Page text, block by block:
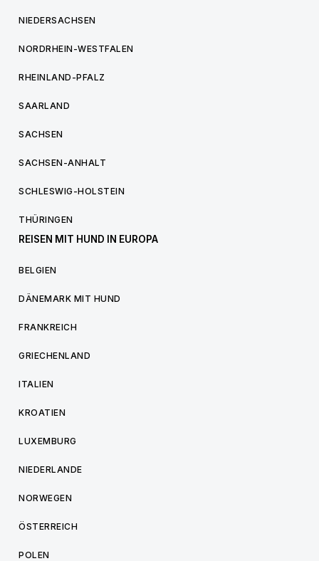
NIEDERSACHSEN
NORDRHEIN-WESTFALEN
RHEINLAND-PFALZ
SAARLAND
SACHSEN
SACHSEN-ANHALT
SCHLESWIG-HOLSTEIN
THÜRINGEN
REISEN MIT HUND IN EUROPA
BELGIEN
DÄNEMARK MIT HUND
FRANKREICH
GRIECHENLAND
ITALIEN
KROATIEN
LUXEMBURG
NIEDERLANDE
NORWEGEN
ÖSTERREICH
POLEN